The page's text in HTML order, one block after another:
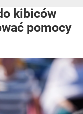
kibiców
pomocy